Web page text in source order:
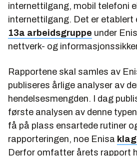
internettilgang, mobil telefoni
internettilgang. Det er etablert
13a arbeidsgruppe under
nettverk- og
Rapportene skal samles av
publiseres årlige analyser av
hendelsesmengden. I dag
første analysen av denne
få på plass ensartede rutiner
rapporteringen, noe Enisa
Derfor omfatter årets rapport